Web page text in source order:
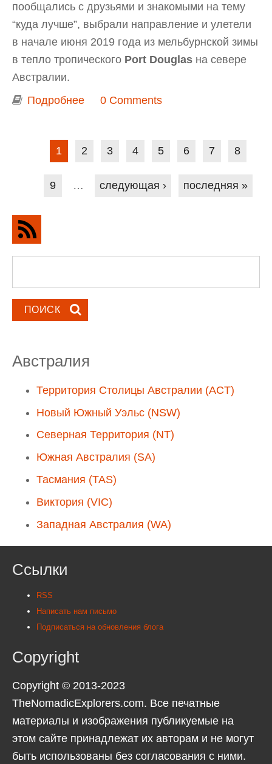
пообщались с друзьями и знакомыми на тему
“куда лучше”, выбрали направление и улетели
в начале июня 2019 года из мельбурнской зимы
в тепло тропического Port Douglas на севере
Австралии.
Подробнее о "Ленивый" отдых на севере
0 Comments
Страницы
1 2 3 4 5 6 7 8
9 … следующая › последняя »
Австралия
Территория Столицы Австралии (ACT)
Новый Южный Уэльс (NSW)
Северная Территория (NT)
Южная Австралия (SA)
Тасмания (TAS)
Виктория (VIC)
Западная Австралия (WA)
Ссылки
RSS
Написать нам письмо
Подписаться на обновления блога
Copyright
Copyright © 2013-2023
TheNomadicExplorers.com. Все печатные
материалы и изображения публикуемые на
этом сайте принадлежат их авторам и не могут
быть использованы без согласования с ними.